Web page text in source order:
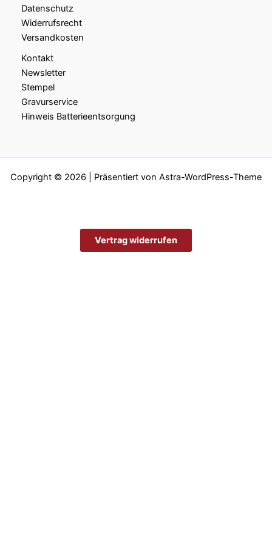
Datenschutz
Widerrufsrecht
Versandkosten
Kontakt
Newsletter
Stempel
Gravurservice
Hinweis Batterieentsorgung
Copyright © 2026 | Präsentiert von Astra-WordPress-Theme
Vertrag widerrufen